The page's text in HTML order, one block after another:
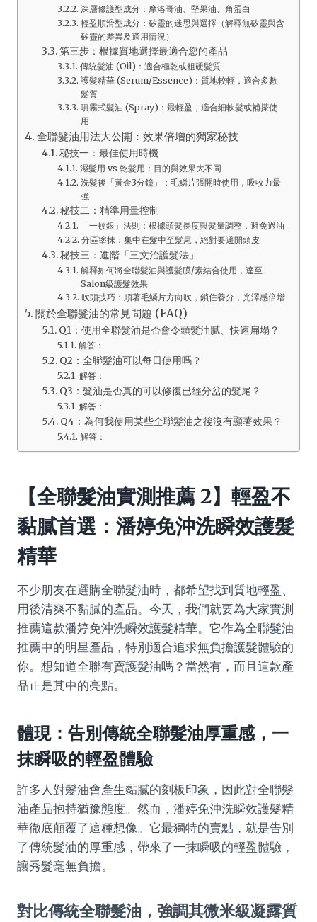
深層修護型成分：摩洛哥油、堅果油、角蛋白
輕盈順滑型成分：矽靈的迷思與選擇（解釋無矽靈與含
矽靈的差異及適用情況）
第三步：根據質地選擇最適合您的產品
傳統髮油 (Oil)：適合極乾或粗硬髮質
護髮精華 (Serum/Essence)：質地較輕，適合多數
髮質
噴霧式髮油 (Spray)：最輕盈，適合細軟髮或補搽使
用
全聯髮油用法大公開：效果倍增的獨家秘技
秘技一：最佳使用時機
濕髮用 vs 乾髮用：目的與效果大不同
洗髮後「黃金3分鐘」：毛鱗片張開時使用，吸收力最
強
秘技二：精準用量控制
「一蚊銀」法則：根據頭髮長度與髮量調整，避免過油
分區塗抹：集中在髮中至髮尾，絕對要避開頭皮
秘技三：進階「三文治護髮法」
解釋如何將全聯髮油與護髮膜/素結合使用，達至
Salon級護髮效果
吹頭技巧：順著毛鱗片方向吹，鎖住養分，光澤感倍增
關於全聯髮油的常見問題 (FAQ)
Q1：使用全聯髮油是否會令頭髮油膩、快速扁塌？
解答：
Q2：全聯髮油可以每日使用嗎？
解答：
Q3：髮油是否真的可以修復已經分岔的髮尾？
解答：
Q4：為何我使用某些全聯髮油之後沒有顯著效果？
解答：
【全聯髮油實測推薦 2】輕盈不
黏膩首選：潘婷免沖洗瞬效護髮
精華
不少朋友在選購全聯髮油時，都希望找到質地輕盈、
用後清爽不黏膩的產品。今天，我們就要為大家實測
推薦這款潘婷免沖洗瞬效護髮精華。它作為全聯髮油
推薦中的明星產品，特別適合追求無負擔護髮體驗的
你。想知道全聯有賣護髮油嗎？當然有，而且這款產
品正是其中的亮點。
體現：告別傳統全聯髮油厚重感，一
抹瞬吸的輕盈體驗
許多人對髮油會產生黏膩的刻板印象，因此對全聯髮
油產品抱持猶豫態度。然而，潘婷免沖洗瞬效護髮精
華徹底顛覆了這種想像。它最獨特的賣點，就是告別
了傳統髮油的厚重感，帶來了一抹瞬吸的輕盈體驗，
讓秀髮毫無負擔。
對比傳統全聯髮油，強調其微米級凝露質